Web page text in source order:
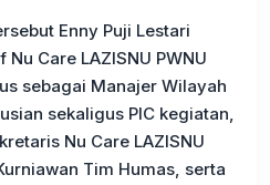
Enny Puji Lestari
Care LAZISNU PWNU
sebagai Manajer Wilayah
sekaligus PIC kegiatan,
Nu Care LAZISNU
Tim Humas, serta